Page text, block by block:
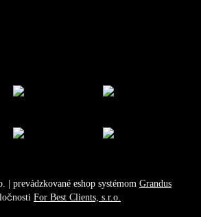
| prevádzkované eshop systémom Grandus
For Best Clients, s.r.o.